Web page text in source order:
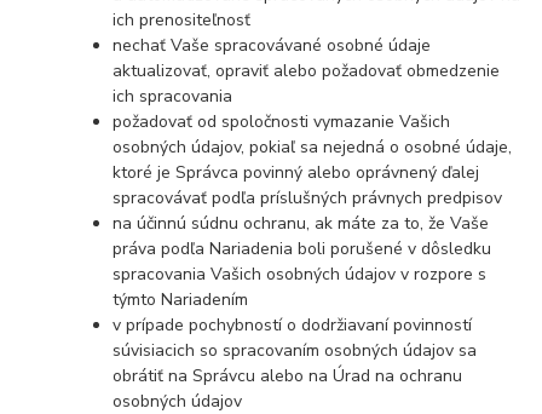
ich prenositeľnosť
nechať Vaše spracovávané osobné údaje
aktualizovať, opraviť alebo požadovať obmedzenie
ich spracovania
požadovať od spoločnosti vymazanie Vašich
osobných údajov, pokiaľ sa nejedná o osobné údaje,
ktoré je Správca povinný alebo oprávnený ďalej
spracovávať podľa príslušných právnych predpisov
na účinnú súdnu ochranu, ak máte za to, že Vaše
práva podľa Nariadenia boli porušené v dôsledku
spracovania Vašich osobných údajov v rozpore s
týmto Nariadením
v prípade pochybností o dodržiavaní povinností
súvisiacich so spracovaním osobných údajov sa
obrátiť na Správcu alebo na Úrad na ochranu
osobných údajov